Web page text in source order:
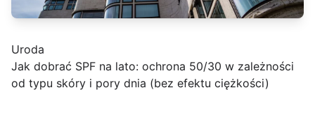
Uroda
Jak dobrać SPF na lato: ochrona 50/30 w zależności
od typu skóry i pory dnia (bez efektu ciężkości)